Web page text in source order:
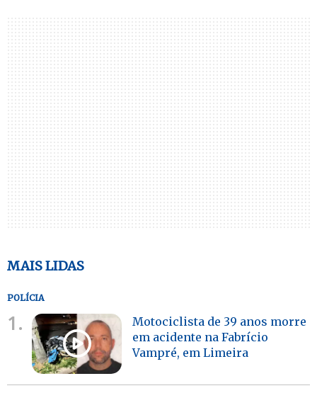
MAIS LIDAS
POLÍCIA
1.
Motociclista de 39 anos morre
em acidente na Fabrício
Vampré, em Limeira